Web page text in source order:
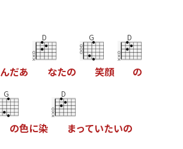
んだあ
D
なたの
G
笑顔
D
の
G
の色に染
D
まっていたいの